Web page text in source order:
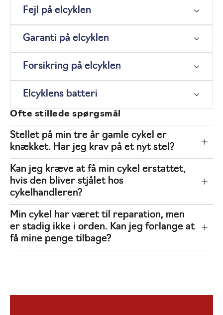
Fejl på elcyklen
Garanti på elcyklen
Forsikring på elcyklen
Elcyklens batteri
Ofte stillede spørgsmål
Stellet på min tre år gamle cykel er
knækket. Har jeg krav på et nyt stel?
Kan jeg kræve at få min cykel erstattet,
hvis den bliver stjålet hos
cykelhandleren?
Min cykel har været til reparation, men
er stadig ikke i orden. Kan jeg forlange at
få mine penge tilbage?